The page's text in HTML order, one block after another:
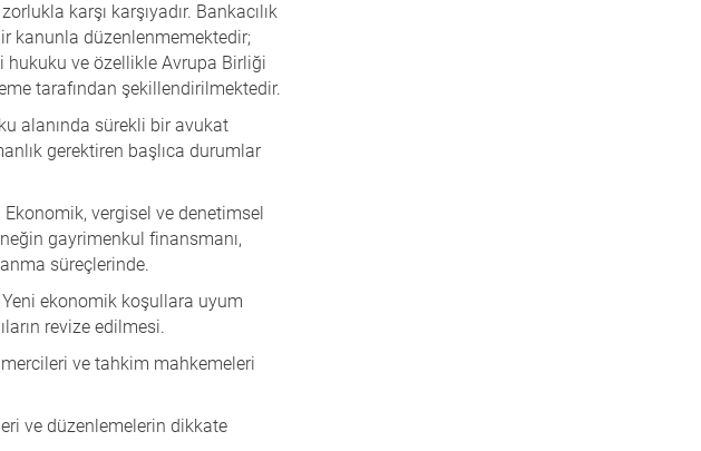
karşı karşıyadır. Bankacılık
kanunla düzenlenmemektedir;
hukuku ve özellikle Avrupa Birliği
tarafından şekillendirilmektedir.
alanında sürekli bir avukat
gerektiren başlıca durumlar
Ekonomik, vergisel ve denetimsel
gayrimenkul finansmanı,
süreçlerinde.
Yeni ekonomik koşullara uyum
revize edilmesi.
mercileri ve tahkim mahkemeleri
ve düzenlemelerin dikkate